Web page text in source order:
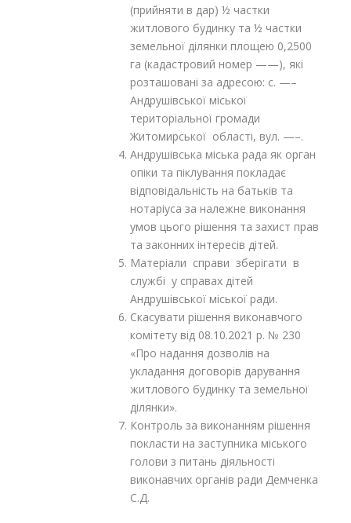
(прийняти в дар) ½ частки
житлового будинку та ½ частки
земельної ділянки площею 0,2500
га (кадастровий номер ——), які
розташовані за адресою: с. —–
Андрушівської міської
територіальної громади
Житомирської області, вул. —–.
Андрушівська міська рада як орган
опіки та піклування покладає
відповідальність на батьків та
нотаріуса за належне виконання
умов цього рішення та захист прав
та законних інтересів дітей.
Матеріали справи зберігати в
службі у справах дітей
Андрушівської міської ради.
Скасувати рішення виконавчого
комітету від 08.10.2021 р. № 230
«Про надання дозволів на
укладання договорів дарування
житлового будинку та земельної
ділянки».
Контроль за виконанням рішення
покласти на заступника міського
голови з питань діяльності
виконавчих органів ради Демченка
С.Д.